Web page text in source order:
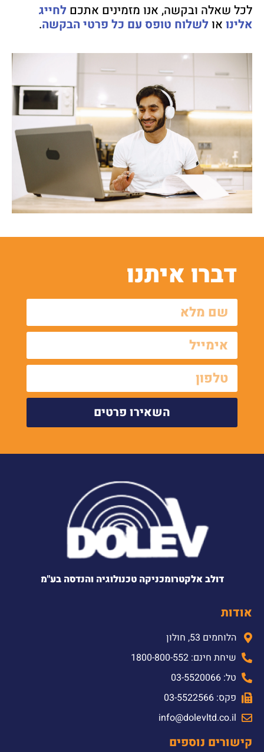
לכל שאלה ובקשה, אנו מזמינים אתכם לחייג
אלינו אולשלוח טופס עם כל פרטי הבקשה.
דברו איתנו
השאירו פרטים
דולב אלקטרומכניקה טכנולוגיה והנדסה בע"מ
אודות
הלוחמים 53, חולון
שיחת חינם: 1800-800-552
טל: 03-5520066
פקס: 03-5522566
info@dolevltd.co.il
קישורים נוספים